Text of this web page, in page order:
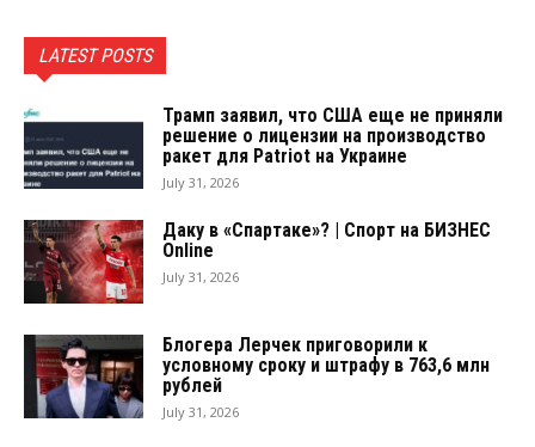
LATEST POSTS
Трамп заявил, что США еще не приняли
решение о лицензии на производство
ракет для Patriot на Украине
July 31, 2026
Даку в «Спартаке»? | Спорт на БИЗНЕС
Online
July 31, 2026
Блогера Лерчек приговорили к
условному сроку и штрафу в 763,6 млн
рублей
July 31, 2026